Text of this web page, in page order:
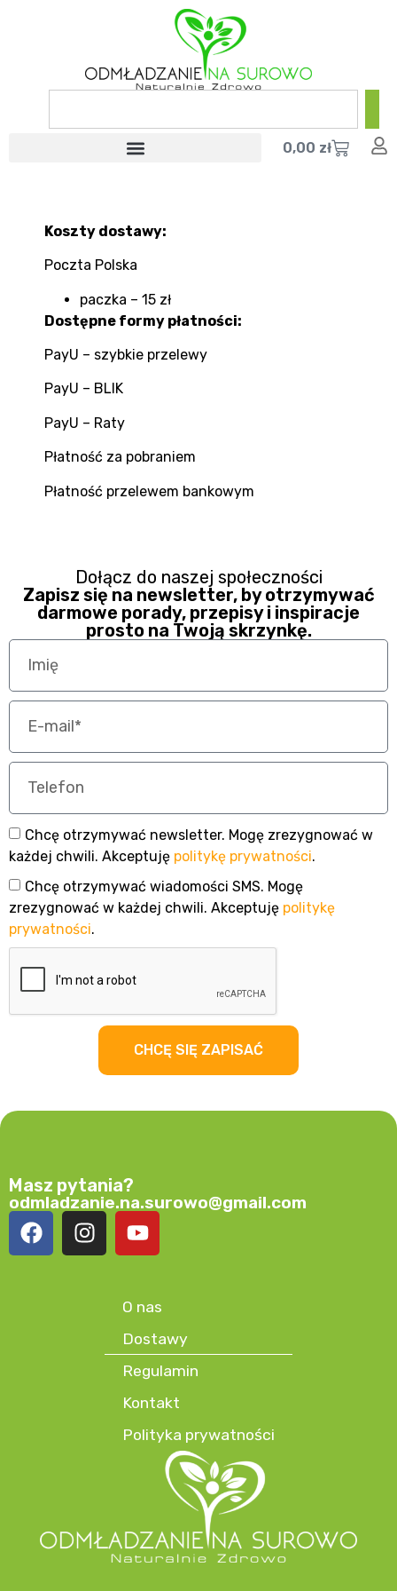
0,00 zł
Koszty dostawy:
Poczta Polska
paczka – 15 zł
Dostępne formy płatności:
PayU – szybkie przelewy
PayU – BLIK
PayU – Raty
Płatność za pobraniem
Płatność przelewem bankowym
Dołącz do naszej społeczności
Zapisz się na newsletter, by otrzymywać
darmowe porady, przepisy i inspiracje
prosto na Twoją skrzynkę.
Chcę otrzymywać newsletter. Mogę zrezygnować w
każdej chwili. Akceptuję politykę prywatności.
Chcę otrzymywać wiadomości SMS. Mogę
zrezygnować w każdej chwili. Akceptuję politykę
prywatności.
CHCĘ SIĘ ZAPISAĆ
O nas
Dostawy
Regulamin
Kontakt
Polityka prywatności
Masz pytania?
odmladzanie.na.surowo@gmail.com